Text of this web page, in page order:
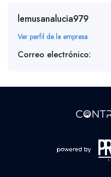
lemusanalucia979
Ver perfil de la empresa
Correo electrónico: